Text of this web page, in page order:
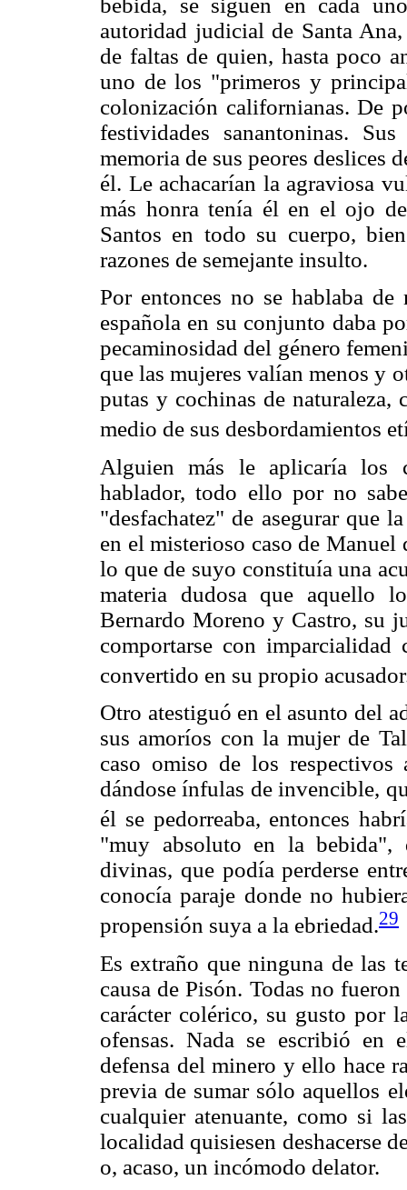
bebida, se siguen en cada
autoridad judicial de Santa
de faltas de quien, hasta poco
uno de los "primeros y
colonización californianas. De
festividades sanantoninas.
memoria de sus peores deslices
él. Le achacarían la agraviosa
más honra tenía él en el ojo
Santos en todo su cuerpo,
razones de semejante insulto.
Por entonces no se hablaba
española en su conjunto daba
pecaminosidad del género
que las mujeres valían menos y
putas y cochinas de
medio de sus desbordamientos
Alguien más le aplicaría los
hablador, todo ello por no
"desfachatez" de asegurar que
en el misterioso caso de
lo que de suyo constituía una
materia dudosa que aquello
Bernardo Moreno y Castro, su
comportarse con imparcialidad
convertido en su propio
Otro atestiguó en el asunto del
sus amoríos con la mujer de
caso omiso de los respectivos
dándose ínfulas de invencible,
él se pedorreaba, entonces
"muy absoluto en la bebida",
divinas, que podía perderse
conocía paraje donde no
propensión suya a la ebriedad.29
Es extraño que ninguna de las
causa de Pisón. Todas no
carácter colérico, su gusto por
ofensas. Nada se escribió en
defensa del minero y ello hace
previa de sumar sólo aquellos
cualquier atenuante, como si
localidad quisiesen deshacerse
o, acaso, un incómodo delator.